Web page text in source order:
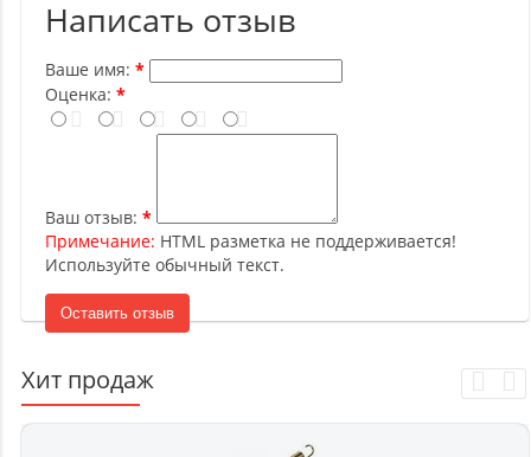
Написать отзыв
Ваше имя:
Оценка:
Ваш отзыв:
Примечание: HTML разметка не поддерживается!
Используйте обычный текст.
Оставить отзыв
Хит продаж